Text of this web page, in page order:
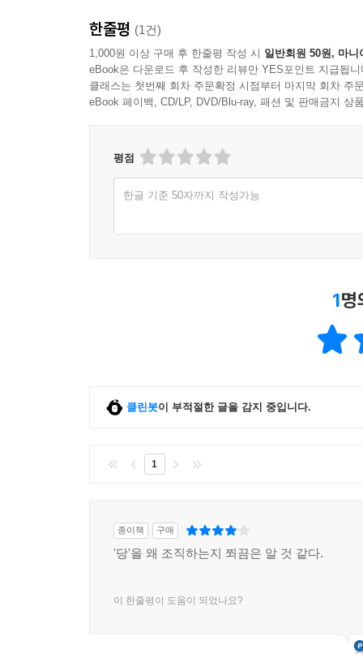
한줄평 (1건)
1,000원 이상 구매 후 한줄평 작성 시 일반회원 50원, 마니
eBook은 다운로드 후 작성한 리뷰만 YES포인트 지급됩니
클래스는 첫번째 회차 주문확정 시점부터 마지막 회차 주
eBook 페이백, CD/LP, DVD/Blu-ray, 패션 및 판매금지 상
평점
한글 기준 50자까지 작성가능
1명
클린봇이 부적절한 글을 감지 중입니다.
1
종이책 구매
'당'을 왜 조직하는지 쬐끔은 알 것 같다.
이 한줄평이 도움이 되었나요?